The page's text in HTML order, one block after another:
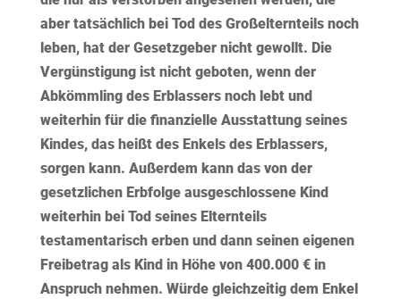
aber tatsächlich bei Tod des Großelternteils noch
leben, hat der Gesetzgeber nicht gewollt. Die
Vergünstigung ist nicht geboten, wenn der
Abkömmling des Erblassers noch lebt und
weiterhin für die finanzielle Ausstattung seines
Kindes, das heißt des Enkels des Erblassers,
sorgen kann. Außerdem kann das von der
gesetzlichen Erbfolge ausgeschlossene Kind
weiterhin bei Tod seines Elternteils
testamentarisch erben und dann seinen eigenen
Freibetrag als Kind in Höhe von 400.000 € in
Anspruch nehmen. Würde gleichzeitig dem Enkel